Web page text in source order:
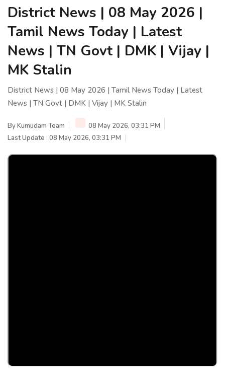
District News | 08 May 2026 |
Tamil News Today | Latest
News | TN Govt | DMK | Vijay |
MK Stalin
District News | 08 May 2026 | Tamil News Today | Latest
News | TN Govt | DMK | Vijay | MK Stalin
ByKumudam Team
08 May 2026, 03:31 PM
Last Update : 08 May 2026, 03:31 PM